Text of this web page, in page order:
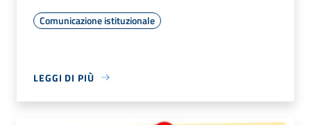
Comunicazione istituzionale
LEGGI DI PIÙ